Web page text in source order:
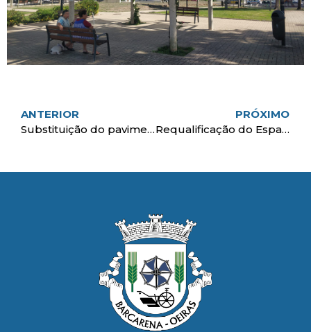
ANTERIOR
Substituição do pavimento
PRÓXIMO
Requalificação do Espaço do Cidadão